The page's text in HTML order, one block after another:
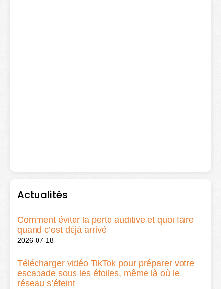
Actualités
Comment éviter la perte auditive et quoi faire
quand c’est déjà arrivé
2026-07-18
Télécharger vidéo TikTok pour préparer votre
escapade sous les étoiles, même là où le
réseau s’éteint